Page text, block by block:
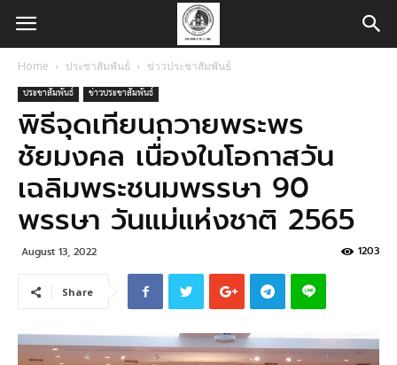
Home ประชาสัมพันธ์ ข่าวประชาสัมพันธ์
ประชาสัมพันธ์ ข่าวประชาสัมพันธ์
พิธีจุดเทียนถวายพระพร
ชัยมงคล เนื่องในโอกาสวัน
เฉลิมพระชนมพรรษา 90
พรรษา วันแม่แห่งชาติ 2565
August 13, 2022 1203
Share